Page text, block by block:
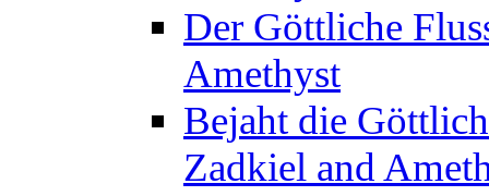
Der Göttliche
Amethyst
Bejaht die
Zadkiel and